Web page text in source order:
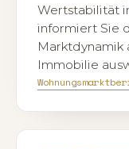
Wertstabilität
informiert Sie
Marktdynamik
Immobilie